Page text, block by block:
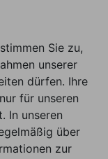
Sie zu,
unserer
dürfen. Ihre
für unseren
In unseren
über
zur